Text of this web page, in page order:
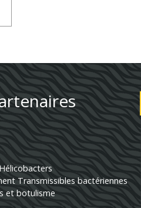
Transmissibles bactériennes
et botulisme